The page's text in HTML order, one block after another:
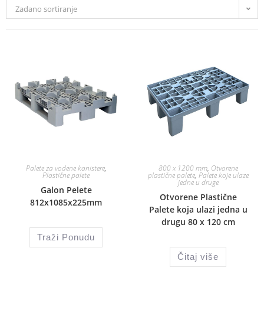
Zadano sortiranje
Palete za vodene kanistere,
Plastične palete
Galon Pelete
812x1085x225mm
Traži Ponudu
800 x 1200 mm, Otvorene
plastične palete, Palete koje ulaze
jedne u druge
Otvorene Plastične
Palete koja ulazi jedna u
drugu 80 x 120 cm
Čitaj više